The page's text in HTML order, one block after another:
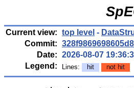
Current view: top level -
Commit:
Date: 2026-08-07
Legend:
Lines: hit not hit